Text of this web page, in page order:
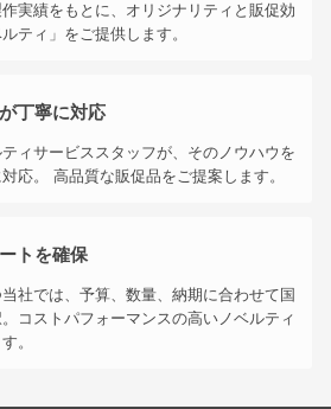
実績をもとに、オリジナリティと販促効
ティ」をご提供します。
丁寧に対応
ィサービススタッフが、そのノウハウを
応。 高品質な販促品をご提案します。
トを確保
社では、予算、数量、納期に合わせて国
コストパフォーマンスの高いノベルティ
。